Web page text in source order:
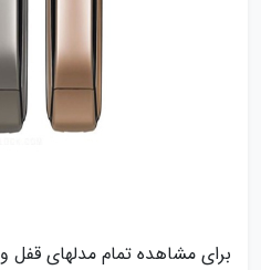
برای مشاهده تمام مدلهای ‌قفل و